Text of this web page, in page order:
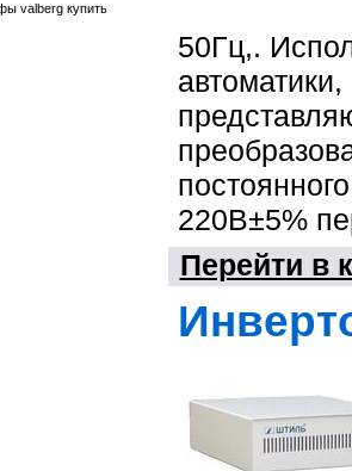
valberg купить
50Гц,.
220В±5%
Перейти в